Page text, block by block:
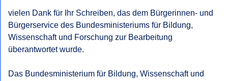
vielen Dank für Ihr Schreiben, das dem Bürgerinnen- und
Bürgerservice des Bundesministeriums für Bildung,
Wissenschaft und Forschung zur Bearbeitung
überantwortet wurde.
Das Bundesministerium für Bildung, Wissenschaft und